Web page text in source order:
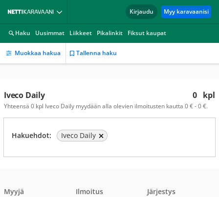
Kirjaudu Myy karavaanisi
Haku Uusimmat Liikkeet Pikalinkit Fiksut kaupat
Muokkaa hakua Tallenna haku
0 kpl
Iveco Daily
Yhteensä 0 kpl Iveco Daily myydään alla olevien ilmoitusten kautta 0 € - 0 €.
Hakuehdot: Iveco Daily
Myyjä
Ilmoitus Järjestys